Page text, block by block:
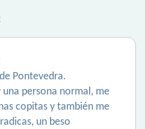
Pontevedra.
una persona normal, me
copitas y también me
un beso